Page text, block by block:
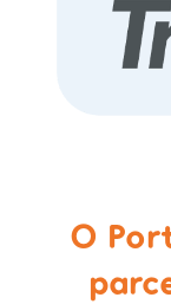
O